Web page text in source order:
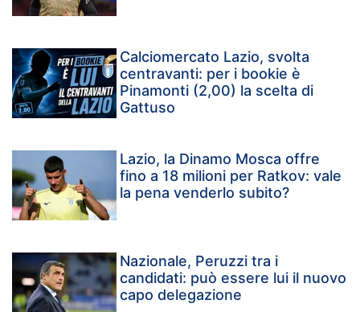
Calciomercato Lazio, svolta
centravanti: per i bookie è
Pinamonti (2,00) la scelta di
Gattuso
Lazio, la Dinamo Mosca offre
fino a 18 milioni per Ratkov: vale
la pena venderlo subito?
Nazionale, Peruzzi tra i
candidati: può essere lui il nuovo
capo delegazione